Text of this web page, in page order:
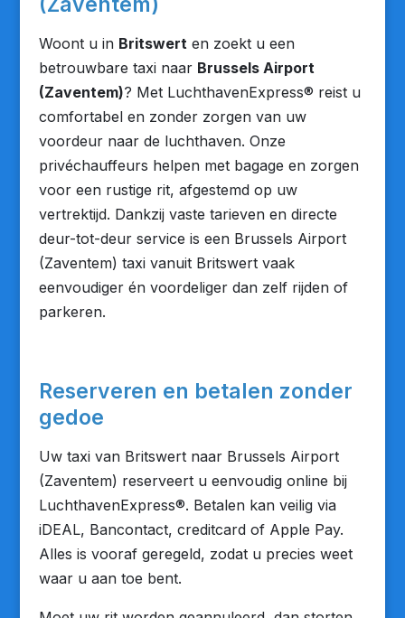
Woont u in Britswerten zoekt u een
betrouwbare taxi naar Brussels Airport
(Zaventem)? Met LuchthavenExpress® reist u
comfortabel en zonder zorgen van uw
voordeur naar de luchthaven. Onze
privéchauffeurs helpen met bagage en zorgen
voor een rustige rit, afgestemd op uw
vertrektijd. Dankzij vaste tarieven en directe
deur-tot-deur service is een Brussels Airport
(Zaventem) taxi vanuit Britswert vaak
eenvoudiger én voordeliger dan zelf rijden of
parkeren.
Reserveren en betalen zonder
gedoe
Uw taxi van Britswert naar Brussels Airport
(Zaventem) reserveert u eenvoudig online bij
LuchthavenExpress®. Betalen kan veilig via
iDEAL, Bancontact, creditcard of Apple Pay.
Alles is vooraf geregeld, zodat u precies weet
waar u aan toe bent.